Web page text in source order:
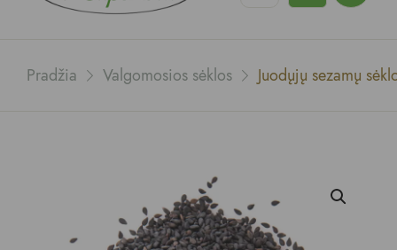
Pradžia Valgomosios sėklos Juodųjų sezamų